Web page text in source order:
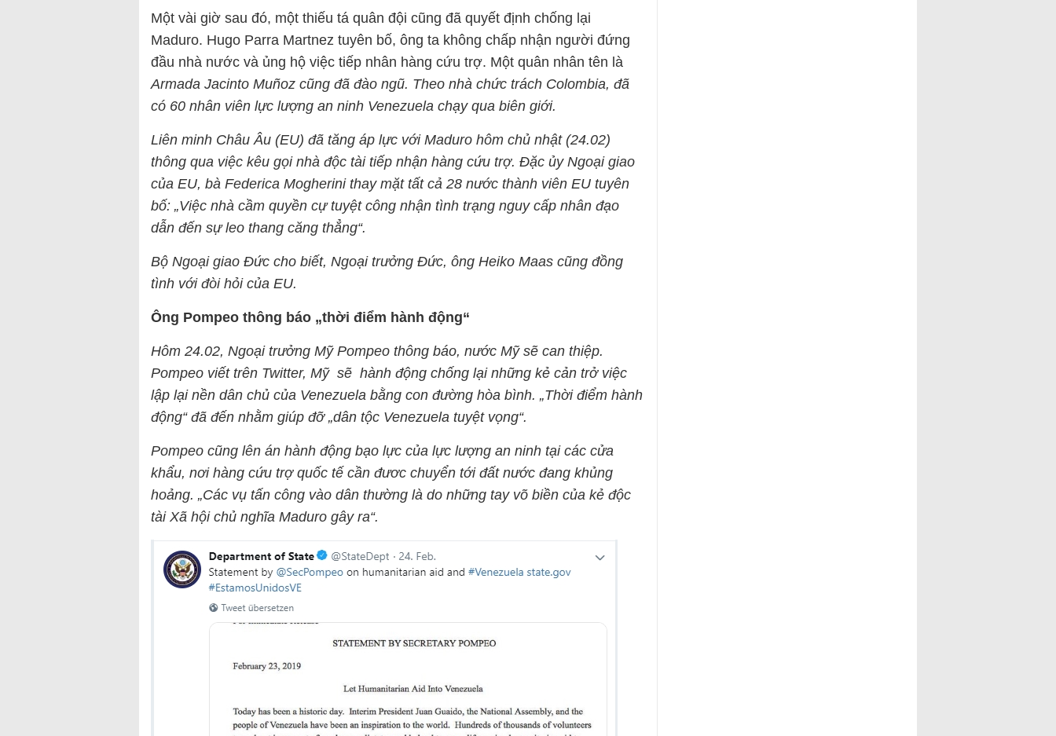
Một vài giờ sau đó, một thiếu tá quân đội cũng đã quyết định chống lại
Maduro. Hugo Parra Martnez tuyên bố, ông ta không chấp nhận người đứng
đầu nhà nước và ủng hộ việc tiếp nhân hàng cứu trợ. Một quân nhân tên là
Armada Jacinto Muñoz cũng đã đào ngũ. Theo nhà chức trách Colombia, đã
có 60 nhân viên lực lượng an ninh Venezuela chạy qua biên giới.
Liên minh Châu Âu (EU) đã tăng áp lực với Maduro hôm chủ nhật (24.02)
thông qua việc kêu gọi nhà độc tài tiếp nhận hàng cứu trợ. Đặc ủy Ngoại giao
của EU, bà Federica Mogherini thay mặt tất cả 28 nước thành viên EU tuyên
bố: „Việc nhà cầm quyền cự tuyệt công nhận tình trạng nguy cấp nhân đạo
dẫn đến sự leo thang căng thẳng“.
Bộ Ngoại giao Đức cho biết, Ngoại trưởng Đức, ông Heiko Maas cũng đồng
tình với đòi hỏi của EU.
Ông Pompeo thông báo „thời điểm hành động“
Hôm 24.02, Ngoại trưởng Mỹ Pompeo thông báo, nước Mỹ sẽ can thiệp.
Pompeo viết trên Twitter, Mỹ sẽ hành động chống lại những kẻ cản trở việc
lập lại nền dân chủ của Venezuela bằng con đường hòa bình. „Thời điểm hành
động“ đã đến nhằm giúp đỡ „dân tộc Venezuela tuyệt vọng“.
Pompeo cũng lên án hành động bạo lực của lực lượng an ninh tại các cửa
khẩu, nơi hàng cứu trợ quốc tế cần đươc chuyển tới đất nước đang khủng
hoảng. „Các vụ tấn công vào dân thường là do những tay võ biền của kẻ độc
tài Xã hội chủ nghĩa Maduro gây ra“.